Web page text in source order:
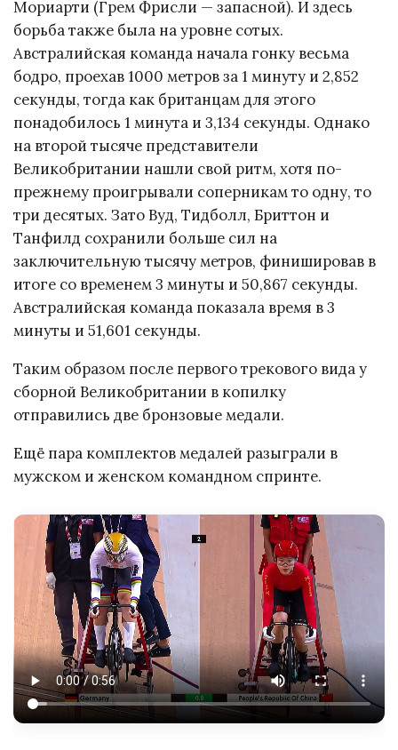
Мориарти (Грем Фрисли — запасной). И здесь
борьба также была на уровне сотых.
Австралийская команда начала гонку весьма
бодро, проехав 1000 метров за 1 минуту и 2,852
секунды, тогда как британцам для этого
понадобилось 1 минута и 3,134 секунды. Однако
на второй тысяче представители
Великобритании нашли свой ритм, хотя по-
прежнему проигрывали соперникам то одну, то
три десятых. Зато Вуд, Тидболл, Бриттон и
Танфилд сохранили больше сил на
заключительную тысячу метров, финишировав в
итоге со временем 3 минуты и 50,867 секунды.
Австралийская команда показала время в 3
минуты и 51,601 секунды.
Таким образом после первого трекового вида у
сборной Великобритании в копилку
отправились две бронзовые медали.
Ещё пара комплектов медалей разыграли в
мужском и женском командном спринте.